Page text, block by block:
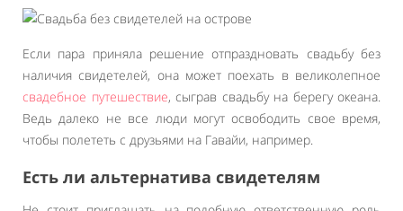
Если пара приняла решение отпраздновать свадьбу без
наличия свидетелей, она может поехать в великолепное
свадебное путешествие, сыграв свадьбу на берегу океана.
Ведь далеко не все люди могут освободить свое время,
чтобы полететь с друзьями на Гавайи, например.
Есть ли альтернатива свидетелям